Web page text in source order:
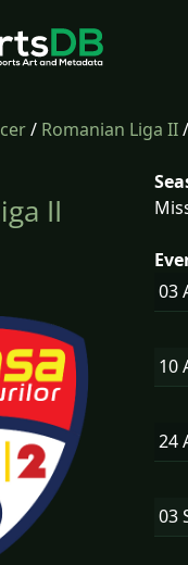
/ Romanian Liga II/
II
03
10
24
03